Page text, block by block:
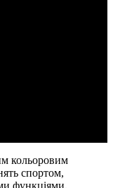
кольоровим
спортом,